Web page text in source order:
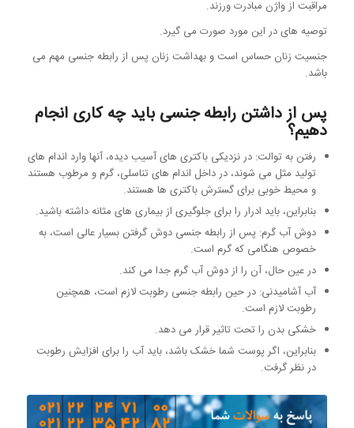
مراقبت از واژن مبادرت ورزند.
توصیه های در این مورد صورت می گیرد.
جنسیت زنان حساس است و بهداشت زنان پس از رابطه جنسی مهم می
باشد.
پس از داشتن رابطه جنسی باید چه کاری انجام
دهیم؟
رفتن به توالت: در نزدیکی باکتری های آسیب دیده، آنها وارد اندام های
تولید مثل می شوند، در داخل اندام های تناسلی، گرم و مرطوب هستند
و محیط خوبی برای گسترش باکتری ها هستند.
بنابراین، باید ادرار را برای جلوگیری از بیماری های مثانه داشته باشید.
دوش آب گرم: پس از رابطه جنسی دوش گرفتن بسیار عالی است، به
خصوص هنگامی که گرم است.
در عین حال، آن را از دوش آب گرم جدا می کند.
آب آشامیدنی: در حین رابطه جنسی رطوبت لازم است، همچنین
رطوبت لازم است.
خشکی بدن را تحت تاثیر قرار می دهد.
بنابراین، اگر پوست شما خشک باشد، باید آب را برای افزایش رطوبت
در نظر گرفت.